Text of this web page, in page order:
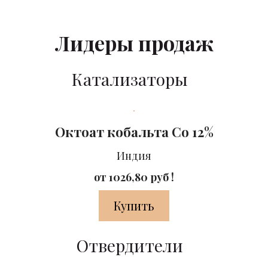
Лидеры продаж
Катализаторы
Октоат кобальта Co 12%
Индия
от 1026,80 руб !
Купить
Отвердители